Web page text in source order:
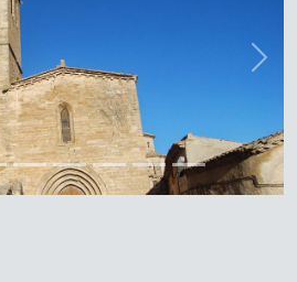
Next